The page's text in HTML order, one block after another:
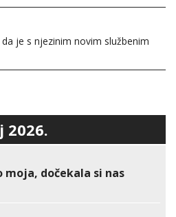
je s njezinim novim službenim
2026.
moja, dočekala si nas